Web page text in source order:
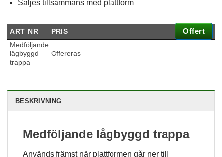
Säljes tillsammans med plattform
ART NR
PRIS
Medföljande
lågbyggd
trappa
Offereras
Offert
BESKRIVNING
Medföljande lågbyggd trappa
Används främst när plattformen går ner till
Nödvändiga
behövs för att
över huvud